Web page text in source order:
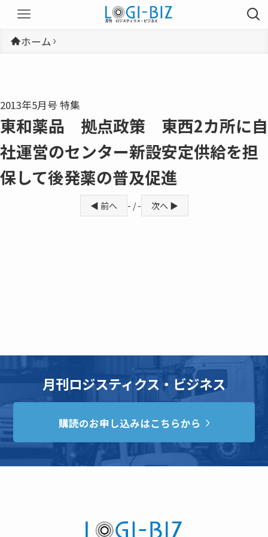
ホーム
2013年5月号 特集
東和薬品 拠点政策 東西2カ所に自
社運営のセンター新設安定供給を担
保して後発薬の普及促進
◀ 前へ - / - 次へ ▶
月刊ロジスティクス・ビジネス
購読のお申し込みはこちらから